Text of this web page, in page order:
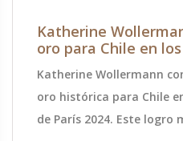
Katherine
oro para Chile en los
Katherine Wollermann
oro histórica para Chile
de París 2024. Este logro